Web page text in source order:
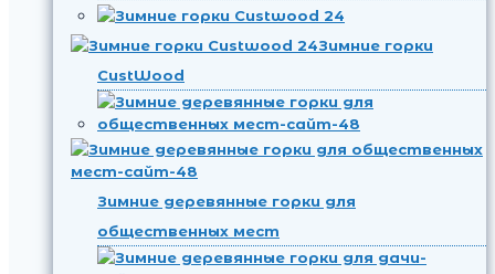
Зимние горки
CustWood
Зимние деревянные горки для
общественных мест